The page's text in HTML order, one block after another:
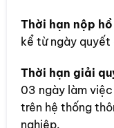
Thời hạn nộp
kể từ ngày
Thời hạn giải
03 ngày làm
trên hệ thống
nghiệp.